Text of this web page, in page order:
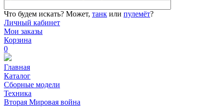
Что будем искать? Может, танк или пулемёт?
Личный кабинет
Мои заказы
Корзина
0
Главная
Каталог
Сборные модели
Техника
Вторая Мировая война